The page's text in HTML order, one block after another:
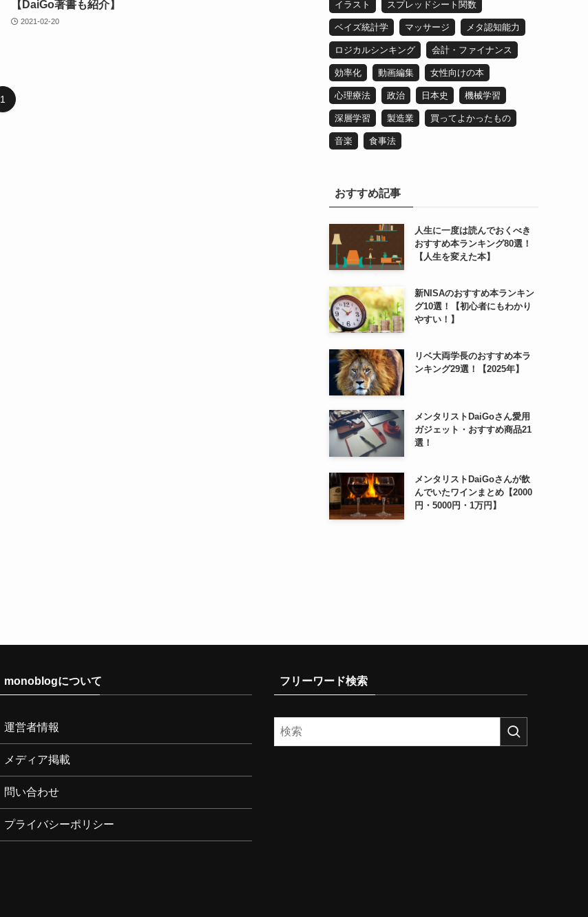
【DaiGo著書も紹介】
2021-02-20
1
イラスト スプレッドシート関数
ベイズ統計学 マッサージ メタ認知能力
ロジカルシンキング 会計・ファイナンス
効率化 動画編集 女性向けの本
心理療法 政治 日本史 機械学習
深層学習 製造業 買ってよかったもの
音楽 食事法
おすすめ記事
人生に一度は読んでおくべき
おすすめ本ランキング80選！
【人生を変えた本】
新NISAのおすすめ本ランキン
グ10選！【初心者にもわかり
やすい！】
リベ大両学長のおすすめ本ラ
ンキング29選！【2025年】
メンタリストDaiGoさん愛用
ガジェット・おすすめ商品21
選！
メンタリストDaiGoさんが飲
んでいたワインまとめ【2000
円・5000円・1万円】
monoblogについて
運営者情報
メディア掲載
問い合わせ
プライバシーポリシー
フリーワード検索